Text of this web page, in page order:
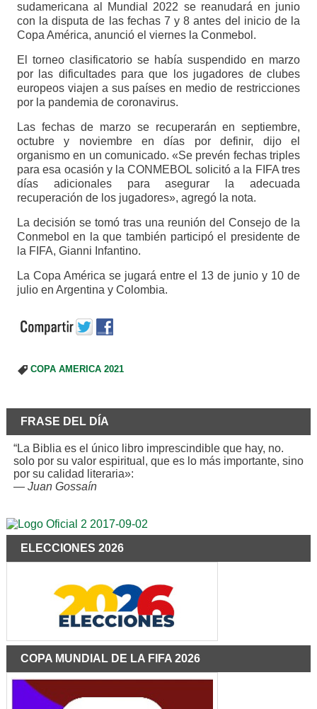
sudamericana al Mundial 2022 se reanudará en junio
con la disputa de las fechas 7 y 8 antes del inicio de la
Copa América, anunció el viernes la Conmebol.
El torneo clasificatorio se había suspendido en marzo
por las dificultades para que los jugadores de clubes
europeos viajen a sus países en medio de restricciones
por la pandemia de coronavirus.
Las fechas de marzo se recuperarán en septiembre,
octubre y noviembre en días por definir, dijo el
organismo en un comunicado. «Se prevén fechas triples
para esa ocasión y la CONMEBOL solicitó a la FIFA tres
días adicionales para asegurar la adecuada
recuperación de los jugadores», agregó la nota.
La decisión se tomó tras una reunión del Consejo de la
Conmebol en la que también participó el presidente de
la FIFA, Gianni Infantino.
La Copa América se jugará entre el 13 de junio y 10 de
julio en Argentina y Colombia.
COPA AMERICA 2021
FRASE DEL DÍA
“La Biblia es el único libro imprescindible que hay, no.
solo por su valor espiritual, que es lo más importante, sino
por su calidad literaria»:
— Juan Gossaín
ELECCIONES 2026
COPA MUNDIAL DE LA FIFA 2026